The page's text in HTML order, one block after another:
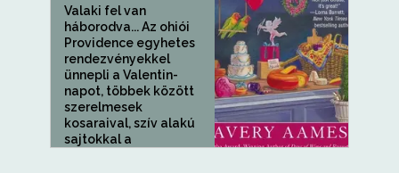
Valaki fel van
háborodva... Az ohiói
Providence egyhetes
rendezvényekkel
ünnepli a Valentin-
napot, többek között
szerelmesek
kosaraival, szív alakú
sajtokkal a